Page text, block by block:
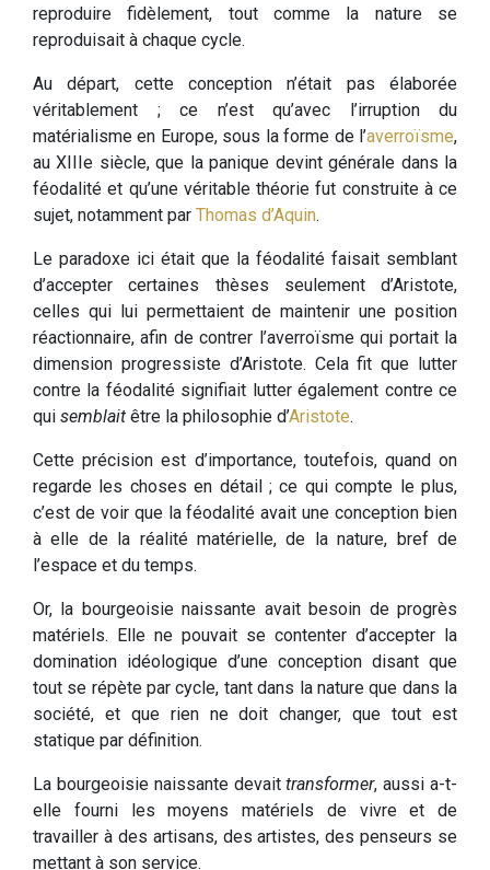
reproduire fidèlement, tout comme la nature se
reproduisait à chaque cycle.
Au départ, cette conception n’était pas élaborée
véritablement ; ce n’est qu’avec l’irruption du
matérialisme en Europe, sous la forme de l’averroïsme,
au XIIIe siècle, que la panique devint générale dans la
féodalité et qu’une véritable théorie fut construite à ce
sujet, notamment par Thomas d’Aquin.
Le paradoxe ici était que la féodalité faisait semblant
d’accepter certaines thèses seulement d’Aristote,
celles qui lui permettaient de maintenir une position
réactionnaire, afin de contrer l’averroïsme qui portait la
dimension progressiste d’Aristote. Cela fit que lutter
contre la féodalité signifiait lutter également contre ce
qui semblait être la philosophie d’Aristote.
Cette précision est d’importance, toutefois, quand on
regarde les choses en détail ; ce qui compte le plus,
c’est de voir que la féodalité avait une conception bien
à elle de la réalité matérielle, de la nature, bref de
l’espace et du temps.
Or, la bourgeoisie naissante avait besoin de progrès
matériels. Elle ne pouvait se contenter d’accepter la
domination idéologique d’une conception disant que
tout se répète par cycle, tant dans la nature que dans la
société, et que rien ne doit changer, que tout est
statique par définition.
La bourgeoisie naissante devaittransformer, aussi a-t-
elle fourni les moyens matériels de vivre et de
travailler à des artisans, des artistes, des penseurs se
mettant à son service.